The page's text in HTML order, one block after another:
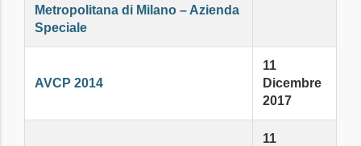
Metropolitana di Milano – Azienda
Speciale
AVCP 2014
11
Dicembre
2017
11